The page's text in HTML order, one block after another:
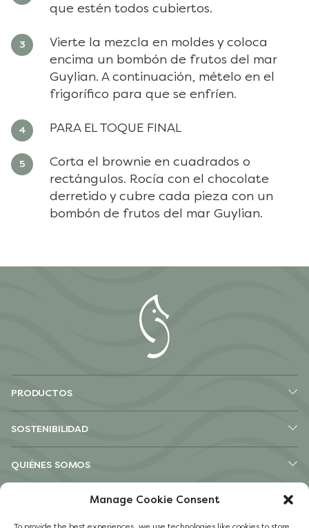
Manage Cookie Consent
que estén todos cubiertos.
Vierte la mezcla en moldes y coloca
encima un bombón de frutos del mar
Guylian. A continuación, mételo en el
frigorífico para que se enfríen.
PARA EL TOQUE FINAL
Corta el brownie en cuadrados o
rectángulos. Rocía con el chocolate
derretido y cubre cada pieza con un
bombón de frutos del mar Guylian.
PRODUCTOS
SOSTENIBILIDAD
QUIÉNES SOMOS